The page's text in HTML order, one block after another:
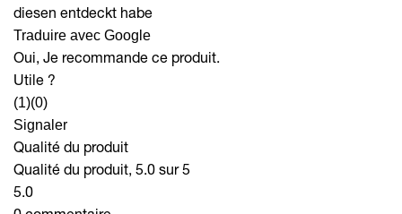
diesen entdeckt habe
Traduire avec Google
Oui, Je recommande ce produit.
Utile ?
(1)(0)
Signaler
Qualité du produit
Qualité du produit, 5.0 sur 5
5.0